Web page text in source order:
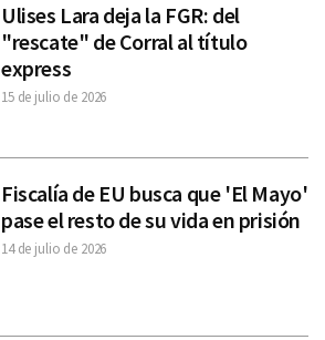
Ulises Lara deja la FGR: del
"rescate" de Corral al título
express
15 de julio de 2026
Fiscalía de EU busca que 'El Mayo'
pase el resto de su vida en prisión
14 de julio de 2026